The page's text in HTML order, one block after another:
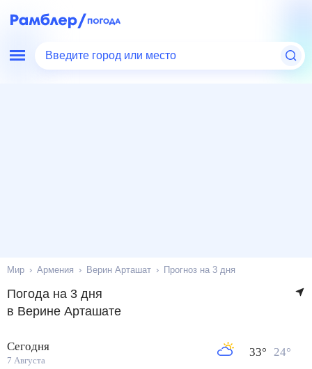
Введите город или место
Мир Армения Верин Арташат Прогноз на 3 дня
Погода на 3 дня
в Верине Арташате
Сегодня
7 Августа
33° 24°